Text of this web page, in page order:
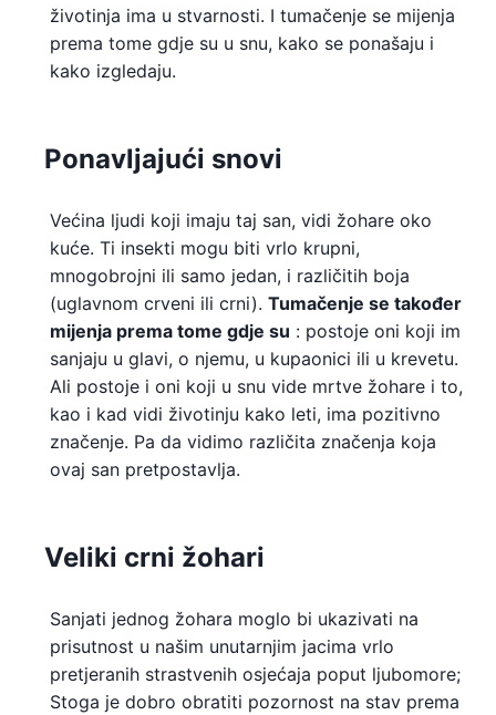
životinja ima u stvarnosti. I tumačenje se mijenja
prema tome gdje su u snu, kako se ponašaju i
kako izgledaju.
Ponavljajući snovi
Većina ljudi koji imaju taj san, vidi žohare oko
kuće. Ti insekti mogu biti vrlo krupni,
mnogobrojni ili samo jedan, i različitih boja
(uglavnom crveni ili crni). Tumačenje se također
mijenja prema tome gdje su : postoje oni koji im
sanjaju u glavi, o njemu, u kupaonici ili u krevetu.
Ali postoje i oni koji u snu vide mrtve žohare i to,
kao i kad vidi životinju kako leti, ima pozitivno
značenje. Pa da vidimo različita značenja koja
ovaj san pretpostavlja.
Veliki crni žohari
Sanjati jednog žohara moglo bi ukazivati ​​na
prisutnost u našim unutarnjim jacima vrlo
pretjeranih strastvenih osjećaja poput ljubomore;
Stoga je dobro obratiti pozornost na stav prema